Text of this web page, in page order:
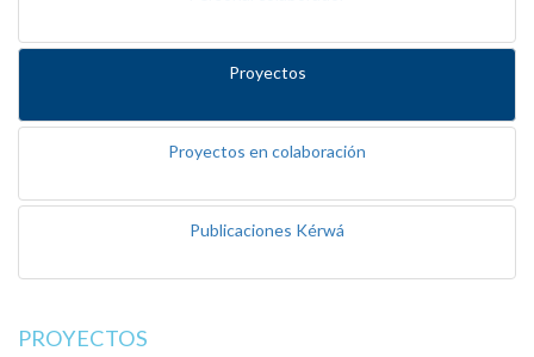
Proyectos
Proyectos en colaboración
Publicaciones Kérwá
PROYECTOS